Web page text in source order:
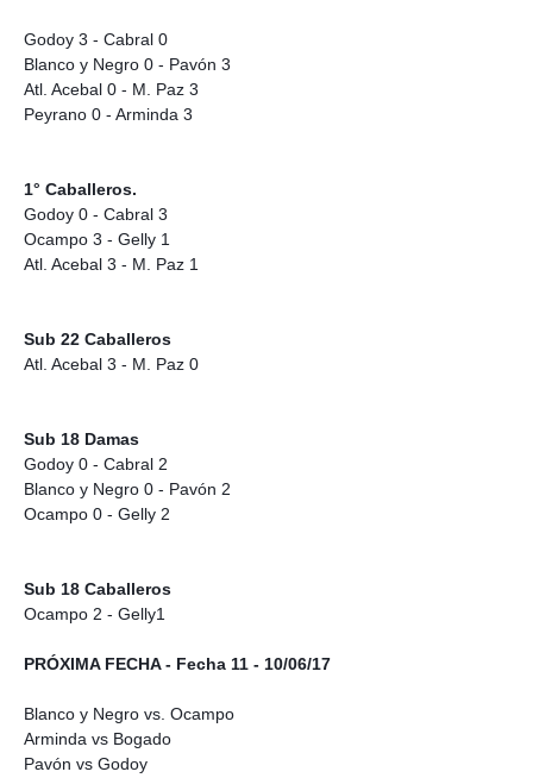
Godoy 3 - Cabral 0
Blanco y Negro 0 - Pavón 3
Atl. Acebal 0 - M. Paz 3
Peyrano 0 - Arminda 3
1° Caballeros.
Godoy 0 - Cabral 3
Ocampo 3 - Gelly 1
Atl. Acebal 3 - M. Paz 1
Sub 22 Caballeros
Atl. Acebal 3 - M. Paz 0
Sub 18 Damas
Godoy 0 - Cabral 2
Blanco y Negro 0 - Pavón 2
Ocampo 0 - Gelly 2
Sub 18 Caballeros
Ocampo 2 - Gelly1
PRÓXIMA FECHA - Fecha 11 - 10/06/17
Blanco y Negro vs. Ocampo
Arminda vs Bogado
Pavón vs Godoy